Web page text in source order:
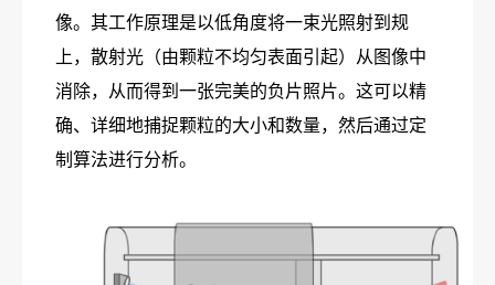
像。其工作原理是以低角度将一束光照射到规
上，散射光（由颗粒不均匀表面引起）从图像中
消除，从而得到一张完美的负片照片。这可以精
确、详细地捕捉颗粒的大小和数量，然后通过定
制算法进行分析。